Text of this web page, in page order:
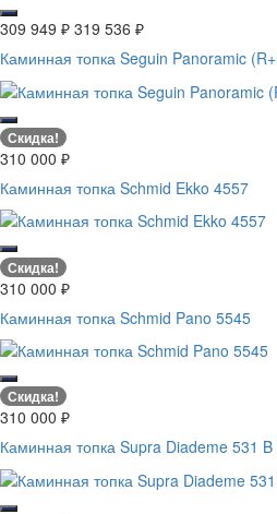
309 949 ₽ 319 536 ₽
Каминная топка Seguin Panoramic
Скидка!
310 000 ₽
Каминная топка Schmid Ekko 4557
Скидка!
310 000 ₽
Каминная топка Schmid Pano 5545
Скидка!
310 000 ₽
Каминная топка Supra Diademe 531 B